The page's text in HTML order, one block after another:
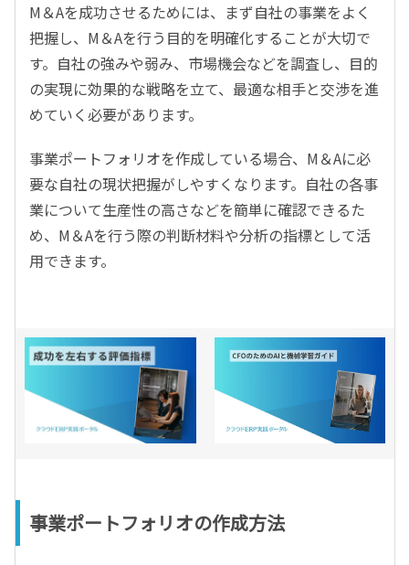
M＆Aを成功させるためには、まず自社の事業をよく
把握し、M＆Aを行う目的を明確化することが大切で
す。自社の強みや弱み、市場機会などを調査し、目的
の実現に効果的な戦略を立て、最適な相手と交渉を進
めていく必要があります。
事業ポートフォリオを作成している場合、M＆Aに必
要な自社の現状把握がしやすくなります。自社の各事
業について生産性の高さなどを簡単に確認できるた
め、M＆Aを行う際の判断材料や分析の指標として活
用できます。
事業ポートフォリオの作成方法